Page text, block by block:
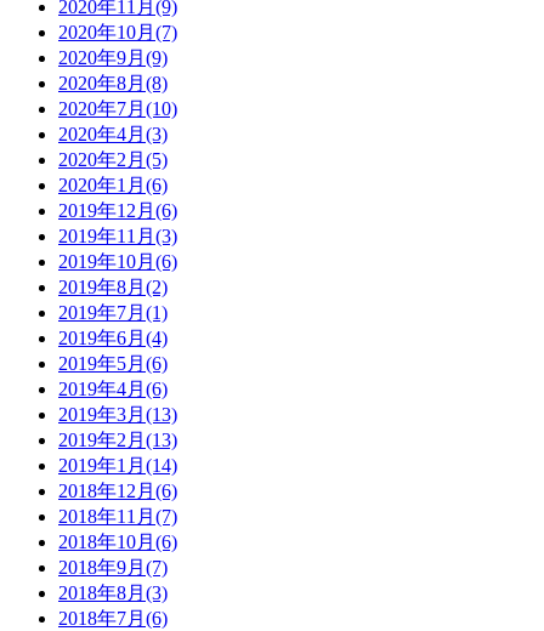
2020年11月(9)
2020年10月(7)
2020年9月(9)
2020年8月(8)
2020年7月(10)
2020年4月(3)
2020年2月(5)
2020年1月(6)
2019年12月(6)
2019年11月(3)
2019年10月(6)
2019年8月(2)
2019年7月(1)
2019年6月(4)
2019年5月(6)
2019年4月(6)
2019年3月(13)
2019年2月(13)
2019年1月(14)
2018年12月(6)
2018年11月(7)
2018年10月(6)
2018年9月(7)
2018年8月(3)
2018年7月(6)